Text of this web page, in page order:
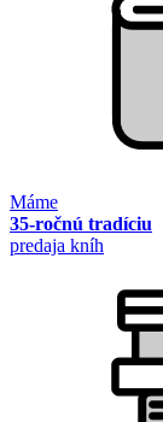
Máme
35-ročnú tradíciu
predaja kníh